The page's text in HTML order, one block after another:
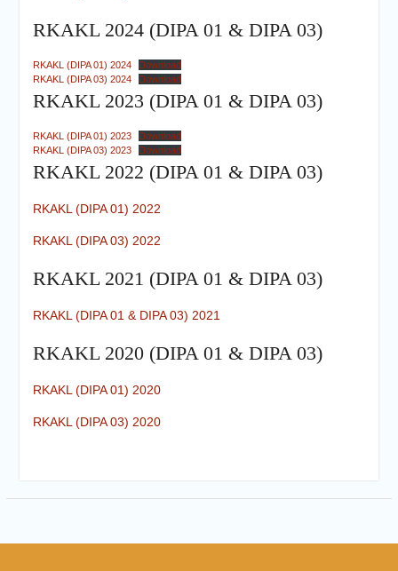
RKAKL 2024 (DIPA 01 & DIPA 03)
RKAKL (DIPA 01) 2024
Download
RKAKL (DIPA 03) 2024
Download
RKAKL 2023 (DIPA 01 & DIPA 03)
RKAKL (DIPA 01) 2023
Download
RKAKL (DIPA 03) 2023
Download
RKAKL 2022 (DIPA 01 & DIPA 03)
RKAKL (DIPA 01) 2022
RKAKL (DIPA 03) 2022
RKAKL 2021 (DIPA 01 & DIPA 03)
RKAKL (DIPA 01 & DIPA 03) 2021
RKAKL 2020 (DIPA 01 & DIPA 03)
RKAKL (DIPA 01) 2020
RKAKL (DIPA 03) 2020